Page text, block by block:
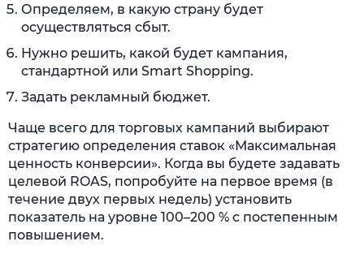
Определяем, в какую страну будет
осуществляться сбыт.
Нужно решить, какой будет кампания,
стандартной или Smart Shopping.
Задать рекламный бюджет.
Чаще всего для торговых кампаний выбирают
стратегию определения ставок «Максимальная
ценность конверсии». Когда вы будете задавать
целевой ROAS, попробуйте на первое время (в
течение двух первых недель) установить
показатель на уровне 100–200 % с постепенным
повышением.